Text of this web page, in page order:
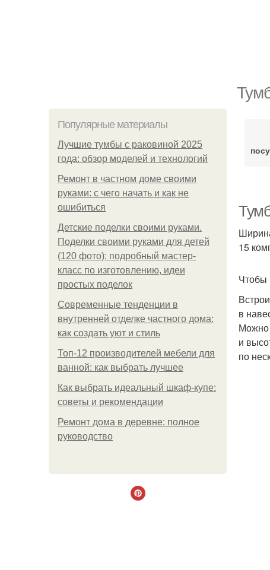
Популярные материалы
Лучшие тумбы с раковиной 2025
года: обзор моделей и технологий
Ремонт в частном доме своими
руками: с чего начать и как не
ошибиться
Детские поделки своими руками.
Поделки своими руками для детей
(120 фото): подробный мастер-
класс по изготовлению, идеи
простых поделок
Современные тенденции в
внутренней отделке частного дома:
как создать уют и стиль
Топ-12 производителей мебели для
ванной: как выбрать лучшее
Как выбрать идеальный шкаф-купе:
советы и рекомендации
Ремонт дома в деревне: полное
руководство
15
Чтобы
в
Можно
и
по